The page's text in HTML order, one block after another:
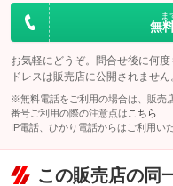
ま
無
お気軽にどうぞ。問合せ後に何
ドレスは販売店に公開されません
※無料電話をご利用の場合は、販売
番号ご利用の際の注意点は こちら
IP電話、ひかり電話からはご利用い
この販売店の同